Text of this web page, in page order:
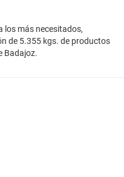
los más necesitados,
de 5.355 kgs. de productos
Badajoz.